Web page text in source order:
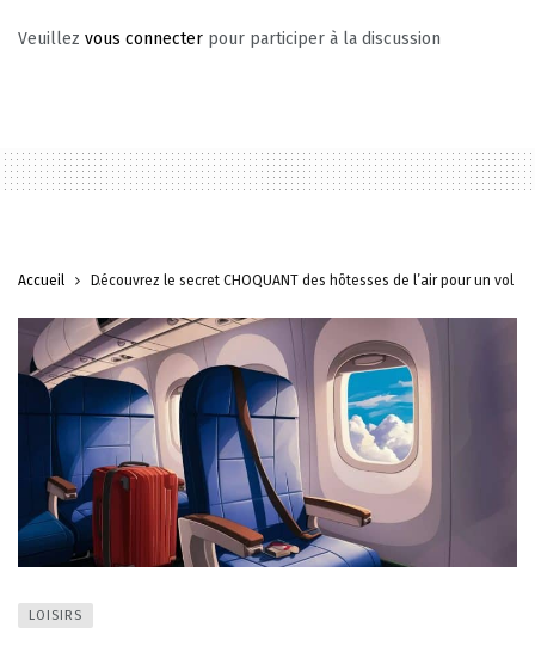
Veuillez vous connecter pour participer à la discussion
Accueil Découvrez le secret CHOQUANT des hôtesses de l’air pour un vol
LOISIRS